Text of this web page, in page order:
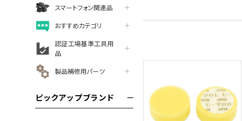
スマートフォン関連品
おすすめカテゴリ
認証工場基準工具用
品
製品補修用パーツ
ピックアップブランド